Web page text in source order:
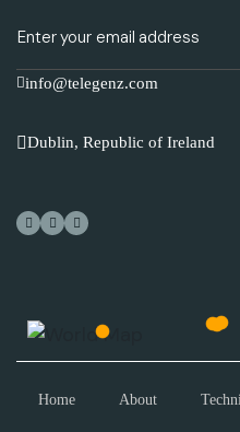
info@telegenz.com
Dublin, Republic of Ireland
Home About